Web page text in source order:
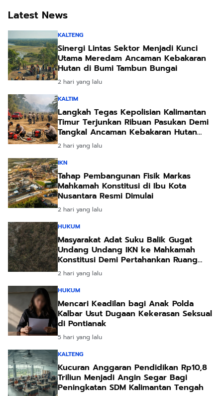
Latest News
KALTENG
Sinergi Lintas Sektor Menjadi Kunci
Utama Meredam Ancaman Kebakaran
Hutan di Bumi Tambun Bungai
2 hari yang lalu
KALTIM
Langkah Tegas Kepolisian Kalimantan
Timur Terjunkan Ribuan Pasukan Demi
Tangkal Ancaman Kebakaran Hutan
Akibat Kemarau Ekstrem
2 hari yang lalu
IKN
Tahap Pembangunan Fisik Markas
Mahkamah Konstitusi di Ibu Kota
Nusantara Resmi Dimulai
2 hari yang lalu
HUKUM
Masyarakat Adat Suku Balik Gugat
Undang Undang IKN ke Mahkamah
Konstitusi Demi Pertahankan Ruang
Hidup Leluhur
2 hari yang lalu
HUKUM
Mencari Keadilan bagi Anak Polda
Kalbar Usut Dugaan Kekerasan Seksual
di Pontianak
5 hari yang lalu
KALTENG
Kucuran Anggaran Pendidikan Rp10,8
Triliun Menjadi Angin Segar Bagi
Peningkatan SDM Kalimantan Tengah